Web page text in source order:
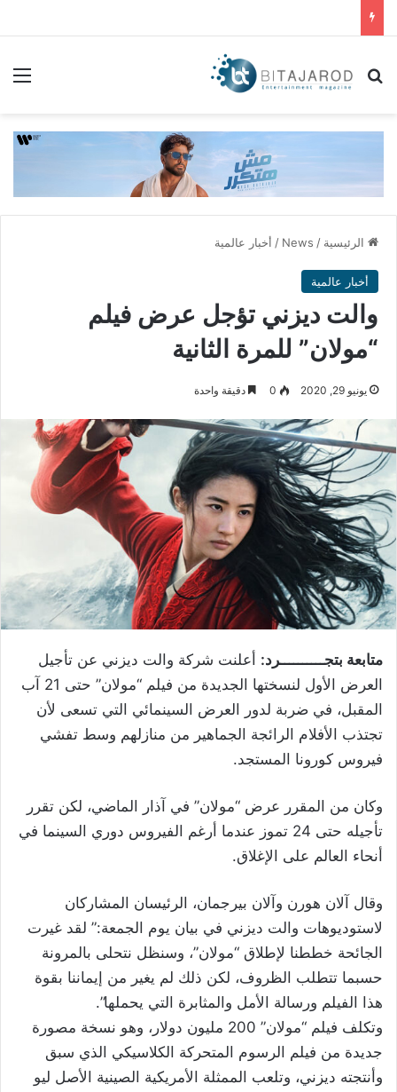
بحث عن
الرئيسية /
News
/ أخبار عالمية
أخبار عالمية
والت ديزني تؤجل عرض فيلم
“مولان” للمرة الثانية
يونيو 29, 2020 0 دقيقة واحدة
متابعة بتجــــــــــرد: أعلنت شركة والت ديزني عن تأجيل
العرض الأول لنسختها الجديدة من فيلم “مولان” حتى 21 آب
المقبل، في ضربة لدور العرض السينمائي التي تسعى لأن
تجتذب الأفلام الرائجة الجماهير من منازلهم وسط تفشي
فيروس كورونا المستجد.
وكان من المقرر عرض “مولان” في آذار الماضي، لكن تقرر
تأجيله حتى 24 تموز عندما أرغم الفيروس دوري السينما في
أنحاء العالم على الإغلاق.
وقال آلان هورن وآلان بيرجمان، الرئيسان المشاركان
لاستوديوهات والت ديزني في بيان يوم الجمعة:” لقد غيرت
الجائحة خططنا لإطلاق “مولان”، وسنظل نتحلى بالمرونة
حسبما تتطلب الظروف، لكن ذلك لم يغير من إيماننا بقوة
هذا الفيلم ورسالة الأمل والمثابرة التي يحملها”.
وتكلف فيلم “مولان” 200 مليون دولار، وهو نسخة مصورة
جديدة من فيلم الرسوم المتحركة الكلاسيكي الذي سبق
وأنتجته ديزني، وتلعب الممثلة الأمريكية الصينية الأصل ليو